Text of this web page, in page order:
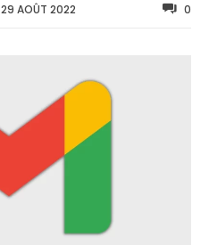
29 AOÛT 2022 0